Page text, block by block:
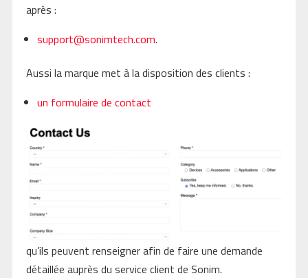
après :
support@sonimtech.com.
Aussi la marque met à la disposition des clients :
un formulaire de contact
qu’ils peuvent renseigner afin de faire une demande
détaillée auprès du service client de Sonim.